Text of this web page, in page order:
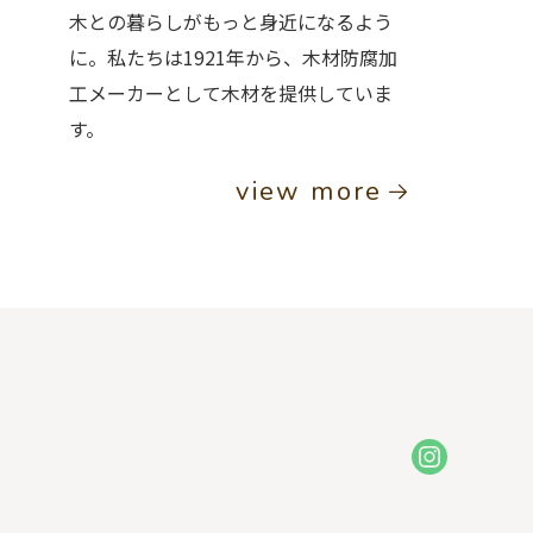
木との暮らしがもっと身近になるよう
に。私たちは1921年から、木材防腐加
工メーカーとして木材を提供していま
す。
view more